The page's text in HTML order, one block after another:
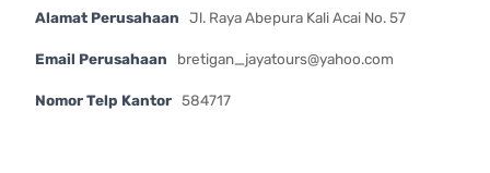
Alamat Perusahaan Jl. Raya Abepura Kali Acai No. 57
Email Perusahaan bretigan_jayatours@yahoo.com
Nomor Telp Kantor 584717